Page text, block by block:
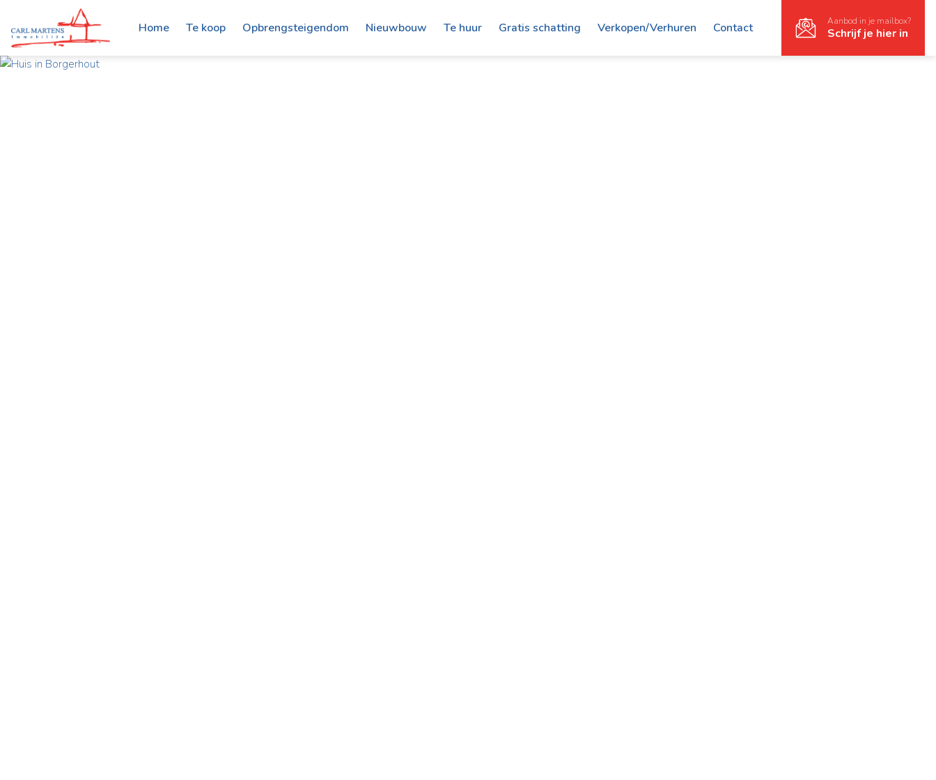
Home Te koop Opbrengsteigendom Nieuwbouw Te huur Gratis schatting Verkopen/Verhuren Contact Aanbod in je mailbox?
Schrijf je hier in